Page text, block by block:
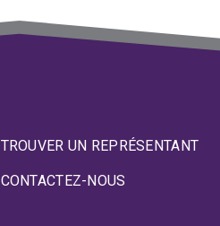
TROUVER UN REPRÉSENTANT
CONTACTEZ-NOUS